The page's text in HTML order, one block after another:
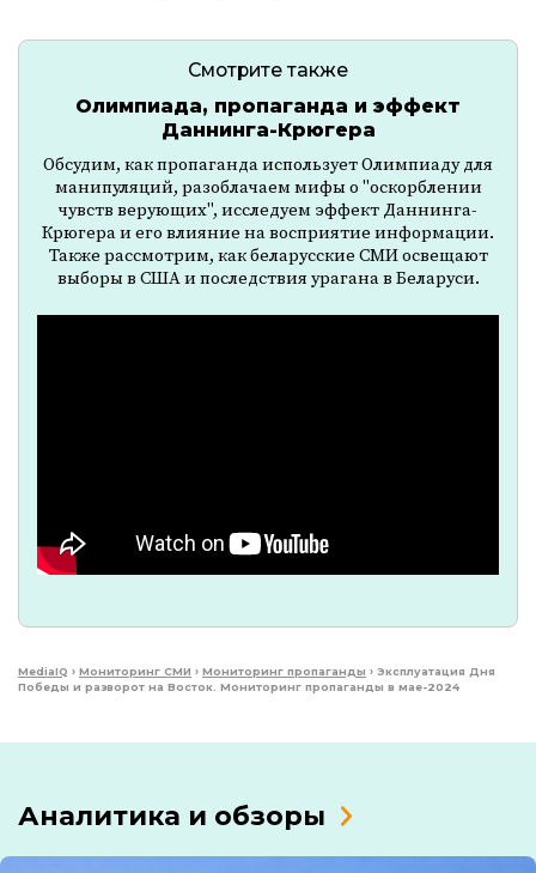
Смотрите также
Олимпиада, пропаганда и эффект
Даннинга-Крюгера
Обсудим, как пропаганда использует Олимпиаду для
манипуляций, разоблачаем мифы о "оскорблении
чувств верующих", исследуем эффект Даннинга-
Крюгера и его влияние на восприятие информации.
Также рассмотрим, как беларусские СМИ освещают
выборы в США и последствия урагана в Беларуси.
MediaIQ › Мониторинг СМИ › Мониторинг пропаганды › Эксплуатация Дня
Победы и разворот на Восток. Мониторинг пропаганды в мае-2024
Аналитика и обзоры